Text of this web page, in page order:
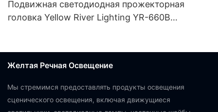
Подвижная светодиодная прожекторная
головка Yellow River Lighting YR-660B
Желтая Речная Освещение
Мы стремимся предоставлять продукты освещения
сценического освещения, включая движущиеся